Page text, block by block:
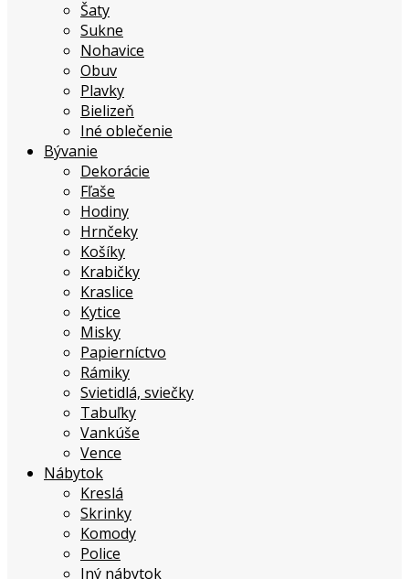
Šaty
Sukne
Nohavice
Obuv
Plavky
Bielizeň
Iné oblečenie
Bývanie
Dekorácie
Fľaše
Hodiny
Hrnčeky
Košíky
Krabičky
Kraslice
Kytice
Misky
Papierníctvo
Rámiky
Svietidlá, sviečky
Tabuľky
Vankúše
Vence
Nábytok
Kreslá
Skrinky
Komody
Police
Iný nábytok